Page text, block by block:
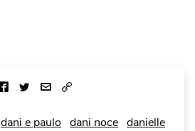
dani e paulo dani noce danielle